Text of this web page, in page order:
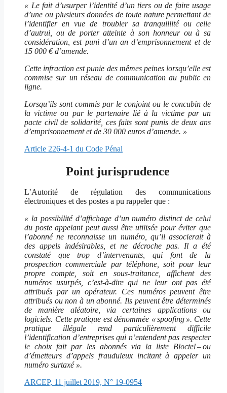
« Le fait d’usurper l’identité d’un tiers ou de faire usage
d’une ou plusieurs données de toute nature permettant de
l’identifier en vue de troubler sa tranquillité ou celle
d’autrui, ou de porter atteinte à son honneur ou à sa
considération, est puni d’un an d’emprisonnement et de
15 000 € d’amende.
Cette infraction est punie des mêmes peines lorsqu’elle est
commise sur un réseau de communication au public en
ligne.
Lorsqu’ils sont commis par le conjoint ou le concubin de
la victime ou par le partenaire lié à la victime par un
pacte civil de solidarité, ces faits sont punis de deux ans
d’emprisonnement et de 30 000 euros d’amende. »
Article 226-4-1 du Code Pénal
Point jurisprudence
L’Autorité de régulation des communications
électroniques et des postes a pu rappeler que :
« la possibilité d’affichage d’un numéro distinct de celui
du poste appelant peut aussi être utilisée pour éviter que
l’abonné ne reconnaisse un numéro, qu’il associerait à
des appels indésirables, et ne décroche pas. Il a été
constaté que trop d’intervenants, qui font de la
prospection commerciale par téléphone, soit pour leur
propre compte, soit en sous-traitance, affichent des
numéros usurpés, c’est-à-dire qui ne leur ont pas été
attribués par un opérateur. Ces numéros peuvent être
attribués ou non à un abonné. Ils peuvent être déterminés
de manière aléatoire, via certaines applications ou
logiciels. Cette pratique est dénommée « spoofing ». Cette
pratique illégale rend particulièrement difficile
l’identification d’entreprises qui n’entendent pas respecter
le choix fait par les abonnés via la liste Bloctel – ou
d’émetteurs d’appels frauduleux incitant à appeler un
numéro surtaxé ».
ARCEP, 11 juillet 2019, N° 19-0954